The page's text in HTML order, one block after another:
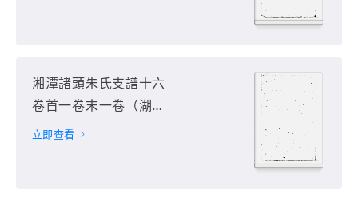
湘潭諸頭朱氏支譜十六
卷首一卷末一卷（湖南
省湘潭市）第10册
立即查看